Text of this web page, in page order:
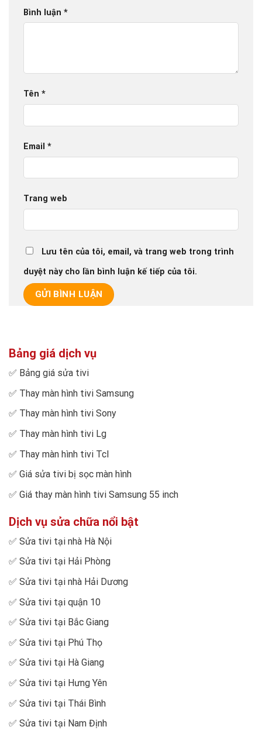
Bình luận *
Tên *
Email *
Trang web
Lưu tên của tôi, email, và trang web trong trình
duyệt này cho lần bình luận kế tiếp của tôi.
Bảng giá dịch vụ
✅ Bảng giá sửa tivi
✅ Thay màn hình tivi Samsung
✅ Thay màn hình tivi Sony
✅ Thay màn hình tivi Lg
✅ Thay màn hình tivi Tcl
✅ Giá sửa tivi bị sọc màn hình
✅ Giá thay màn hình tivi Samsung 55 inch
Dịch vụ sửa chữa nổi bật
✅ Sửa tivi tại nhà Hà Nội
✅ Sửa tivi tại Hải Phòng
✅ Sửa tivi tại nhà Hải Dương
✅ Sửa tivi tại quận 10
✅ Sửa tivi tại Bắc Giang
✅ Sửa tivi tại Phú Thọ
✅ Sửa tivi tại Hà Giang
✅ Sửa tivi tại Hưng Yên
✅ Sửa tivi tại Thái Bình
✅ Sửa tivi tại Nam Định